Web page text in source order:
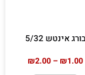
אינטש 5/32
₪1.00
–
₪2.00